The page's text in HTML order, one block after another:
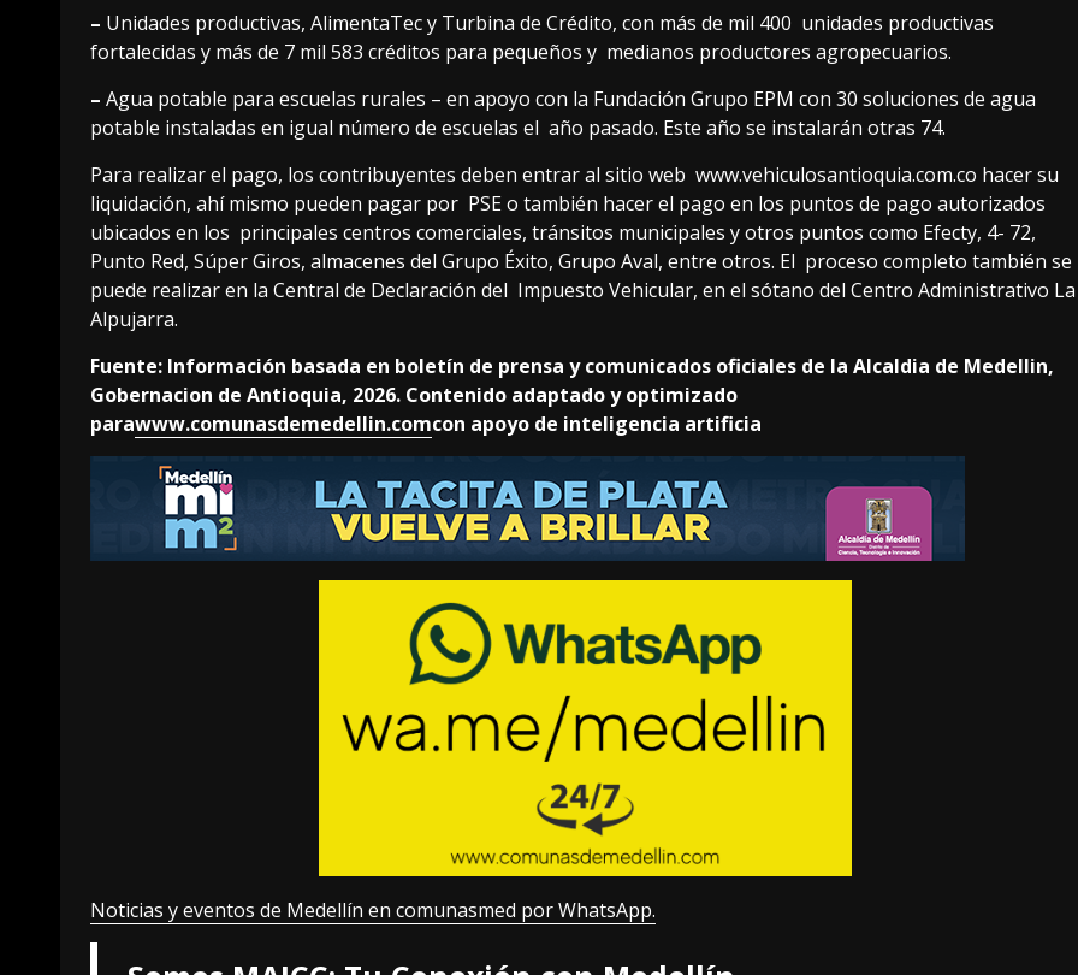
– Unidades productivas, AlimentaTec y Turbina de Crédito, con más de mil 400 unidades productivas
fortalecidas y más de 7 mil 583 créditos para pequeños y medianos productores agropecuarios.
– Agua potable para escuelas rurales – en apoyo con la Fundación Grupo EPM con 30 soluciones de agua
potable instaladas en igual número de escuelas el año pasado. Este año se instalarán otras 74.
Para realizar el pago, los contribuyentes deben entrar al sitio web www.vehiculosantioquia.com.co hacer su
liquidación, ahí mismo pueden pagar por PSE o también hacer el pago en los puntos de pago autorizados
ubicados en los principales centros comerciales, tránsitos municipales y otros puntos como Efecty, 4- 72,
Punto Red, Súper Giros, almacenes del Grupo Éxito, Grupo Aval, entre otros. El proceso completo también se
puede realizar en la Central de Declaración del Impuesto Vehicular, en el sótano del Centro Administrativo La
Alpujarra.
Fuente: Información basada en boletín de prensa y comunicados oficiales de la Alcaldia de Medellin,
Gobernacion de Antioquia, 2026. Contenido adaptado y optimizado
parawww.comunasdemedellin.comcon apoyo de inteligencia artificia
Noticias y eventos de Medellín en comunasmed por WhatsApp.